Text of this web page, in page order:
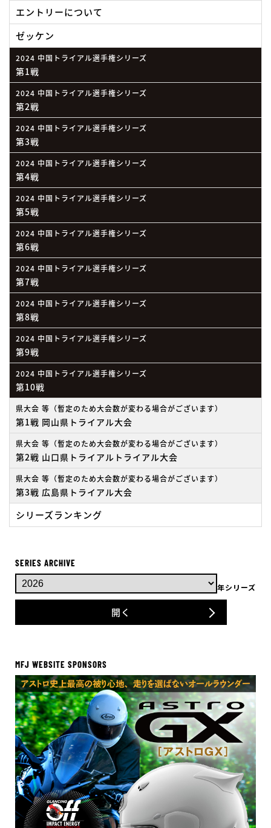
エントリーについて
ゼッケン
2024 中国トライアル選手権シリーズ
第1戦
2024 中国トライアル選手権シリーズ
第2戦
2024 中国トライアル選手権シリーズ
第3戦
2024 中国トライアル選手権シリーズ
第4戦
2024 中国トライアル選手権シリーズ
第5戦
2024 中国トライアル選手権シリーズ
第6戦
2024 中国トライアル選手権シリーズ
第7戦
2024 中国トライアル選手権シリーズ
第8戦
2024 中国トライアル選手権シリーズ
第9戦
2024 中国トライアル選手権シリーズ
第10戦
県大会 等（暫定のため大会数が変わる場合がございます）
第1戦 岡山県トライアル大会
県大会 等（暫定のため大会数が変わる場合がございます）
第2戦 山口県トライアルトライアル大会
県大会 等（暫定のため大会数が変わる場合がございます）
第3戦 広島県トライアル大会
シリーズランキング
SERIES ARCHIVE
年シリーズ
開く
MFJ WEBSITE SPONSORS